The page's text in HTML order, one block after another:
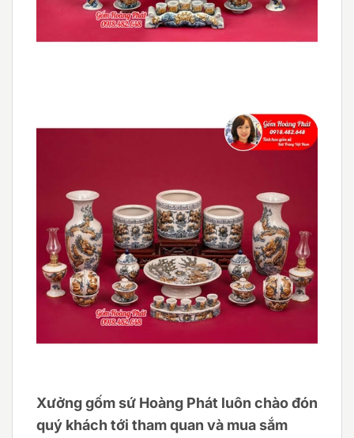
Xưởng gốm sứ Hoàng Phát luôn chào đón
quý khách tới tham quan và mua sắm